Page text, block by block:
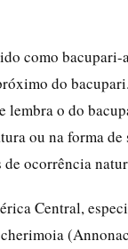
como
do
lembra o do
ou na forma
ocorrência
Central,